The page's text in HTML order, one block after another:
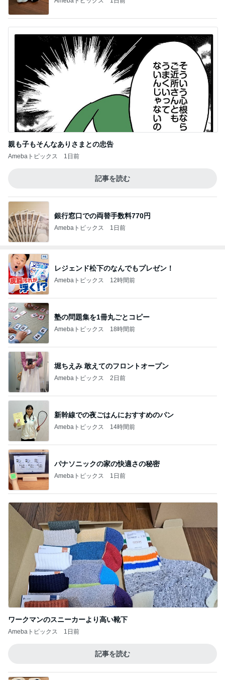
親も子もそんなありさまとの忠告
Amebaトピックス 1日前
記事を読む
銀行窓口での両替手数料770円
Amebaトピックス 1日前
レジェンド松下のなんでもプレゼン！
Amebaトピックス 12時間前
塾の問題集を1冊丸ごとコピー
Amebaトピックス 18時間前
堀ちえみ 敢えてのフロントオープン
Amebaトピックス 2日前
新幹線での夜ごはんにおすすめのパン
Amebaトピックス 14時間前
パナソニックの家の快適さの秘密
Amebaトピックス 1日前
ワークマンのスニーカーより高い靴下
Amebaトピックス 1日前
記事を読む